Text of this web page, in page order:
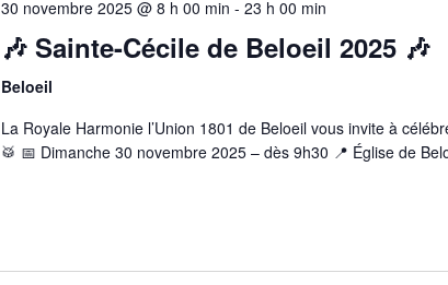
30 novembre 2025 @ 8 h 00 min - 23 h 00 min
🎶 Sainte-Cécile de Beloeil 2025 🎶
Beloeil
La Royale Harmonie l’Union 1801 de Beloeil vous invite à
🥁 📅 Dimanche 30 novembre 2025 – dès 9h30 📍 Église de